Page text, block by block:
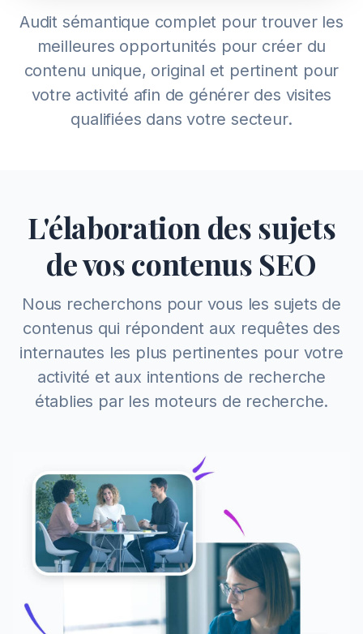
Audit sémantique complet pour trouver les
meilleures opportunités pour créer du
contenu unique, original et pertinent pour
votre activité afin de générer des visites
qualifiées dans votre secteur.
L'élaboration des sujets
de vos contenus SEO
Nous recherchons pour vous les sujets de
contenus qui répondent aux requêtes des
internautes les plus pertinentes pour votre
activité et aux intentions de recherche
établies par les moteurs de recherche.